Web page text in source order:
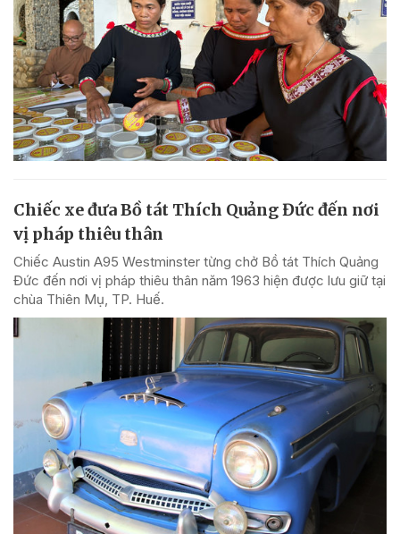
Chiếc xe đưa Bồ tát Thích Quảng Đức đến nơi
vị pháp thiêu thân
Chiếc Austin A95 Westminster từng chở Bồ tát Thích Quảng
Đức đến nơi vị pháp thiêu thân năm 1963 hiện được lưu giữ tại
chùa Thiên Mụ, TP. Huế.